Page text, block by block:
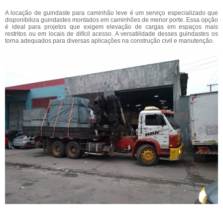
A locação de guindaste para caminhão leve é um serviço especializado que
disponibiliza guindastes montados em caminhões de menor porte. Essa opção
é ideal para projetos que exigem elevação de cargas em espaços mais
restritos ou em locais de difícil acesso. A versatilidade desses guindastes os
torna adequados para diversas aplicações na construção civil e manutenção.